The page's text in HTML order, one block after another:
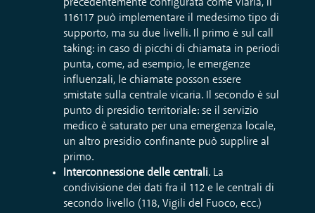
precedentemente configurata come viaria, il
116117 può implementare il medesimo tipo di
supporto, ma su due livelli. Il primo è sul call
taking: in caso di picchi di chiamata in periodi
punta, come, ad esempio, le emergenze
influenzali, le chiamate posson essere
smistate sulla centrale vicaria. Il secondo è sul
punto di presidio territoriale: se il servizio
medico è saturato per una emergenza locale,
un altro presidio confinante può supplire al
primo.
Interconnessione delle centrali. La
condivisione dei dati fra il 112 e le centrali di
secondo livello (118, Vigili del Fuoco, ecc.)